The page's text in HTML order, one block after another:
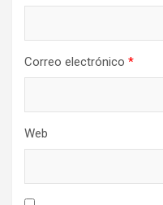
Correo electrónico *
Web